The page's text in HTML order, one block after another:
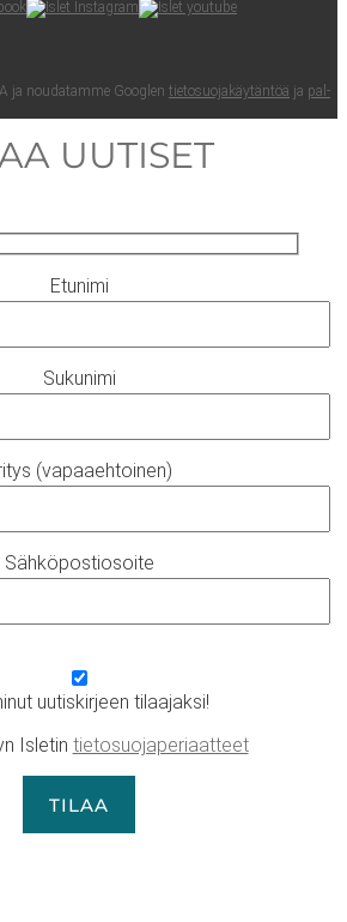
ja nou­da­tam­me Googlen tie­to­suo­ja­käy­tän­töä ja pal­
UUTISET
Etunimi
Sukunimi
(vapaaehtoinen)
Sähköpostiosoite
uutiskirjeen tilaajaksi!
Isletin tietosuojaperiaatteet